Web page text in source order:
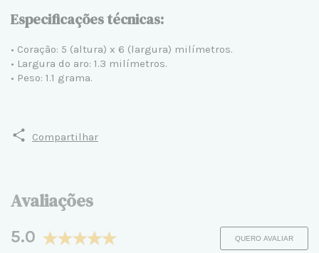
Especificações técnicas:
• Coração: 5 (altura) x 6 (largura) milímetros.
• Largura do aro: 1.3 milímetros.
• Peso: 1.1 grama.
Compartilhar
Avaliações
5.0 QUERO AVALIAR